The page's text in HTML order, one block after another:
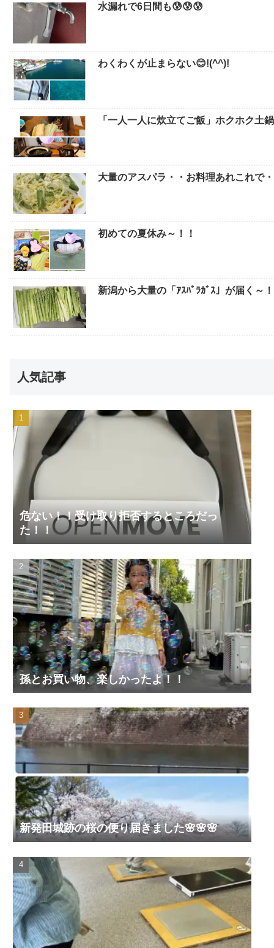
水漏れで6日間も😰😰😰
わくわくが止まらない😊!(^^)!
「一人一人に炊立てご飯」ホクホク土
大量のアスパラ・・お料理あれこれで
初めての夏休み～！！
新潟から大量の「ｱｽﾊﾟﾗｶﾞｽ」が届く～
人気記事
危ない！！受け取り拒否するところだっ
た！！
孫とお買い物、楽しかったよ！！
新発田城跡の桜の便り届きました🌸🌸🌸